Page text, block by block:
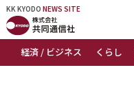
KK KYODO NEWS SITE
経済 / ビジネス くらし
KK KYODONEWS SITE
トップページ